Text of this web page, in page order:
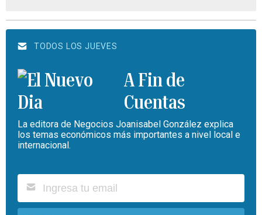
TODOS LOS JUEVES
A Fin de
Cuentas
La editora de Negocios Joanisabel González explica
los temas económicos más importantes a nivel local e
internacional.